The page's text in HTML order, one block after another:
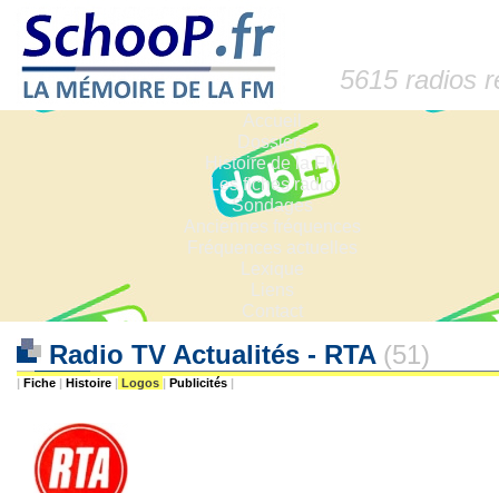
5615 radios
Accueil
Dossiers
Histoire de la FM
Les fiches radio
Sondages
Anciennes fréquences
Fréquences actuelles
Lexique
Liens
Contact
Radio TV Actualités - RTA (51)
| Fiche | Histoire | Logos | Publicités |